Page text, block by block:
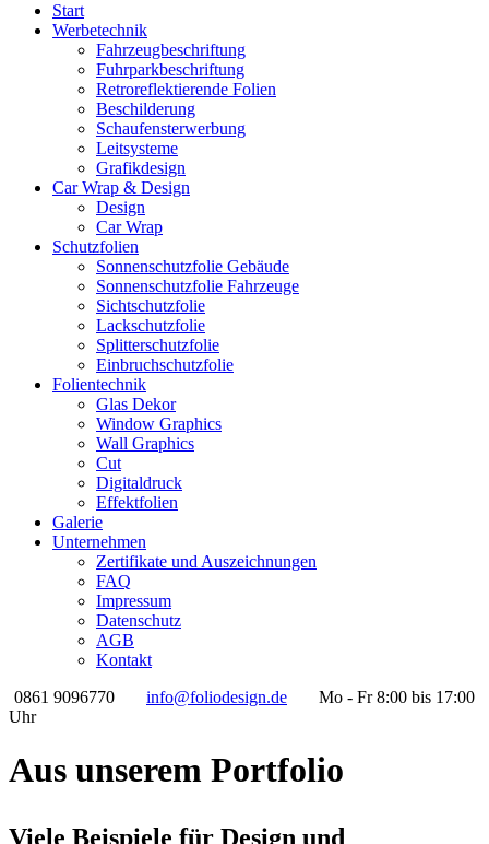
Start
Werbetechnik
Fahrzeugbeschriftung
Fuhrparkbeschriftung
Retroreflektierende Folien
Beschilderung
Schaufensterwerbung
Leitsysteme
Grafikdesign
Car Wrap & Design
Design
Car Wrap
Schutzfolien
Sonnenschutzfolie Gebäude
Sonnenschutzfolie Fahrzeuge
Sichtschutzfolie
Lackschutzfolie
Splitterschutzfolie
Einbruchschutzfolie
Folientechnik
Glas Dekor
Window Graphics
Wall Graphics
Cut
Digitaldruck
Effektfolien
Galerie
Unternehmen
Zertifikate und Auszeichnungen
FAQ
Impressum
Datenschutz
AGB
Kontakt
0861 9096770
info@foliodesign.de
Mo - Fr 8:00 bis 17:00
Uhr
Aus unserem Portfolio
Viele Beispiele für Design und